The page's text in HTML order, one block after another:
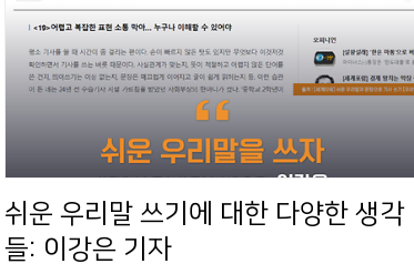
쉬운 우리말 쓰기에 대한 다양한 생각
들: 이강은 기자